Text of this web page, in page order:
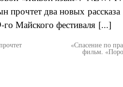
прочтет два новых
го Майского фестиваля [...]
«Спасение по
фильм.